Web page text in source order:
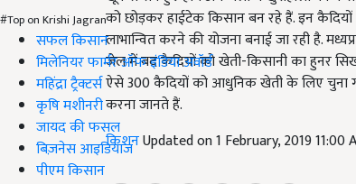
#Top on Krishi Jagran
सफल किसान
मिलेनियर फार्मर ऑफ इंडिया अवॉर्ड
महिंद्रा ट्रैक्टर्स
कृषि मशीनरी
जायद की फसल
बिज़नेस आइडियाज
पीएम किसान
को छोड़कर हाईटेक किसान बन रहे हैं. इन
लाभान्वित करने की योजना बनाई जा रही है.
जेल में बद कैदियों को खेती-किसानी का हुनर
ऐसे 300 कैदियों को आधुनिक खेती के लिए चुना
करना जानते हैं.
किशनUpdated on 1 February, 2019 11:00